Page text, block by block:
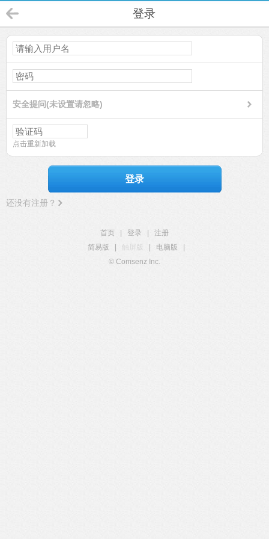
登录
安全提问(未设置请忽略)
点击重新加载
登录
还没有注册？
首页 登录
注册
简易版
触屏版 电脑版
© Comsenz Inc.